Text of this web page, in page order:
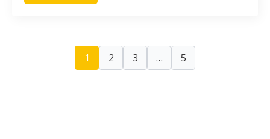
1 2 3 … 5